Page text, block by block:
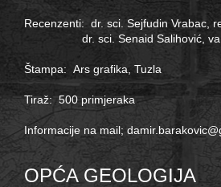
Recenzenti: dr. sci. Sejfudin Vrabac,
dr. sci. Senaid Salihović,
Štampa: Ars grafika, Tuzla
Tiraž: 500 primjeraka
Informacije na mail;
OPĆA GEOLOGIJA